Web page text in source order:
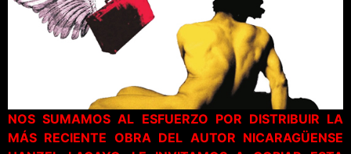
NOS SUMAMOS AL ESFUERZO POR DISTRIBUIR LA
MÁS RECIENTE OBRA DEL AUTOR NICARAGÜENSE